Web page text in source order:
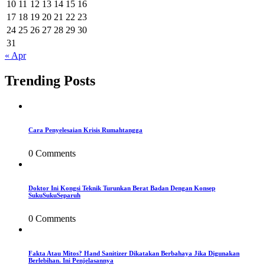
10 11 12 13 14 15 16
17 18 19 20 21 22 23
24 25 26 27 28 29 30
31
« Apr
Trending Posts
Cara Penyelesaian Krisis Rumahtangga
0 Comments
Doktor Ini Kongsi Teknik Turunkan Berat Badan Dengan Konsep
SukuSukuSeparuh
0 Comments
Fakta Atau Mitos? Hand Sanitizer Dikatakan Berbahaya Jika Digunakan
Berlebihan. Ini Penjelasannya